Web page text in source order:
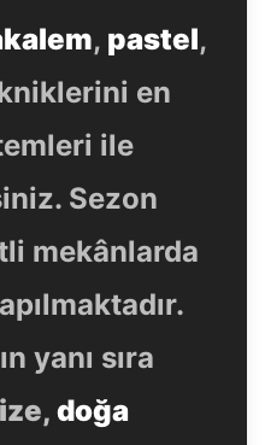
, pastel,
en
ile
Sezon
mekânlarda
yanı sıra
doğa